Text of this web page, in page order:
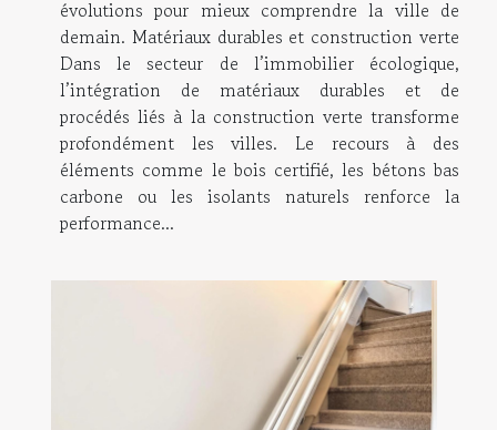
évolutions pour mieux comprendre la ville de
demain. Matériaux durables et construction verte
Dans le secteur de l’immobilier écologique,
l’intégration de matériaux durables et de
procédés liés à la construction verte transforme
profondément les villes. Le recours à des
éléments comme le bois certifié, les bétons bas
carbone ou les isolants naturels renforce la
performance...